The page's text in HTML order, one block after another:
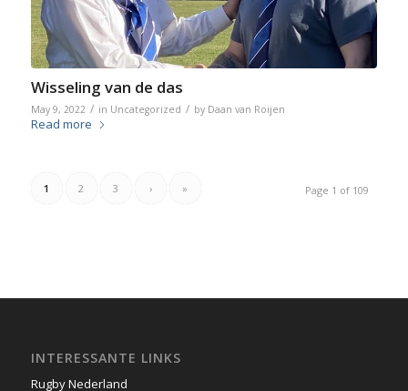
Wisseling van de das
May 9, 2022 / in Uncategorized / by Daan van Roijen
Read more
Page 1 of 109
1 2 3 › »
INTERESSANTE LINKS
Rugby Nederland